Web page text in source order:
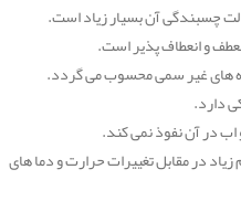
چسبندگی آن بسیار زیاد است.
و انعطاف پذیر است.
های غیر سمی محسوب می گردد.
دارد.
در آن نفوذ نمی کند.
در مقابل تغییرات حرارت و دما های